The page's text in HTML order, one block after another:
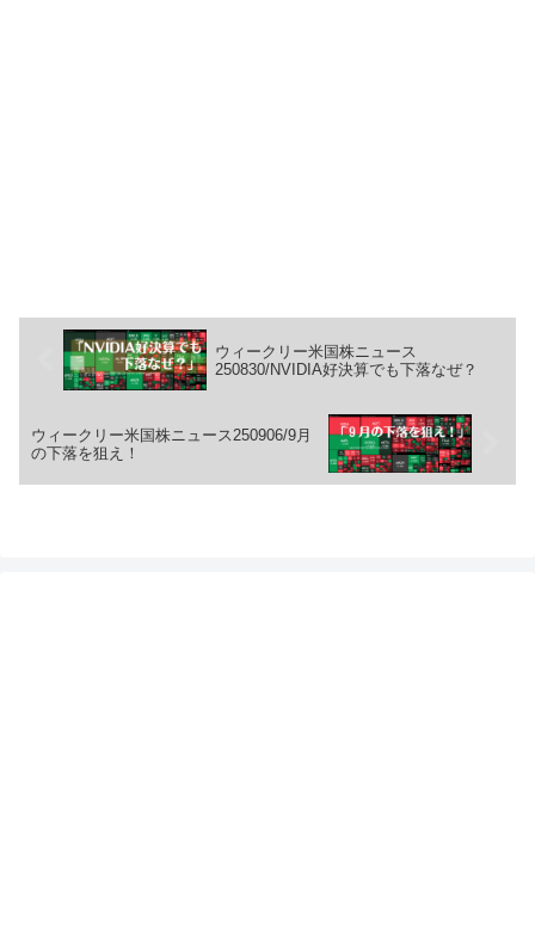
ウィークリー米国株ニュース
250830/NVIDIA好決算でも下落なぜ？
ウィークリー米国株ニュース250906/9月
の下落を狙え！